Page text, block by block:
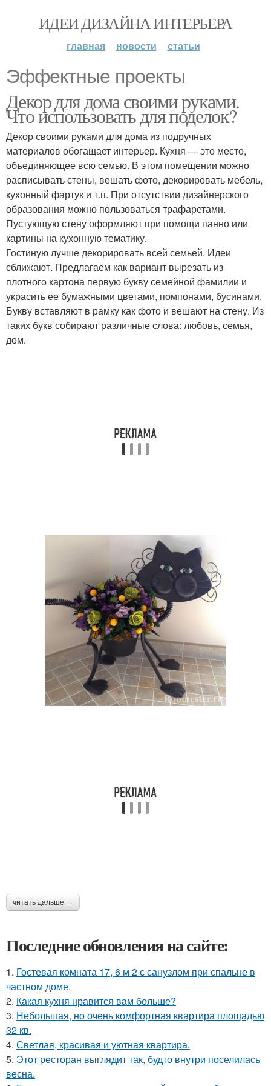
ИДЕИ ДИЗАЙНА ИНТЕРЬЕРА
главная новости статьи
Эффектные проекты
Декор для дома своими руками.
Что использовать для поделок?
Декор своими руками для дома из подручных
материалов обогащает интерьер. Кухня — это место,
объединяющее всю семью. В этом помещении можно
расписывать стены, вешать фото, декорировать мебель,
кухонный фартук и т.п. При отсутствии дизайнерского
образования можно пользоваться трафаретами.
Пустующую стену оформляют при помощи панно или
картины на кухонную тематику.
Гостиную лучше декорировать всей семьей. Идеи
сближают. Предлагаем как вариант вырезать из
плотного картона первую букву семейной фамилии и
украсить ее бумажными цветами, помпонами, бусинами.
Букву вставляют в рамку как фото и вешают на стену. Из
таких букв собирают различные слова: любовь, семья,
дом.
читать дальше →
Последние обновления на сайте:
1. Гостевая комната 17, 6 м 2 с санузлом при спальне в
частном доме.
2. Какая кухня нравится вам больше?
3. Небольшая, но очень комфортная квартира площадью
32 кв.
4. Светлая, красивая и уютная квартира.
5. Этот ресторан выглядит так, будто внутри поселилась
весна.